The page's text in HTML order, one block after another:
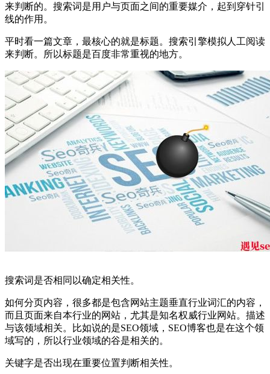
来判断的。搜索词是用户与页面之间的重要媒介，起到穿针引
线的作用。
平时看一篇文章，最核心的就是标题。搜索引擎模拟人工阅读
来判断。所以标题是百度非常重视的地方。
搜索词是否相同以确定相关性。
如何分页内容，很多都是包含网站主题垂直行业词汇的内容，
而且页面来自本行业的网站，尤其是知名权威行业网站。描述
与该领域相关。比如说的是SEO领域，SEO博客也是在这个领
域写的，所以行业领域的谷是相关的。
关键字是否出现在重要位置判断相关性。